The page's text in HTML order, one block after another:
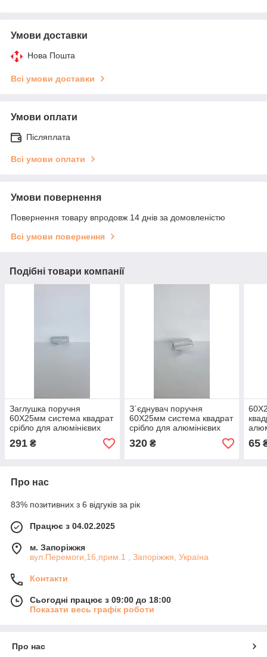
Умови доставки
Нова Пошта
Всі умови доставки
Умови оплати
Післяплата
Всі умови оплати
Умови повернення
Повернення товару впродовж 14 днів за домовленістю
Всі умови повернення
Подібні товари компанії
Заглушка поручня
60Х25мм система квадрат
срібло для алюмінієвих
перил
291 ₴
З`єднувач поручня
60Х25мм система квадрат
срібло для алюмінієвих
перил
320₴ 65
Про нас
83% позитивних з 6 відгуків за рік
Працює з 04.02.2025
м. Запоріжжя
вул.Перемоги,16,прим.1 , Запоріжжя, Україна
Контакти
Сьогодні працює з 09:00 до 18:00
Показати весь графік роботи
Про нас